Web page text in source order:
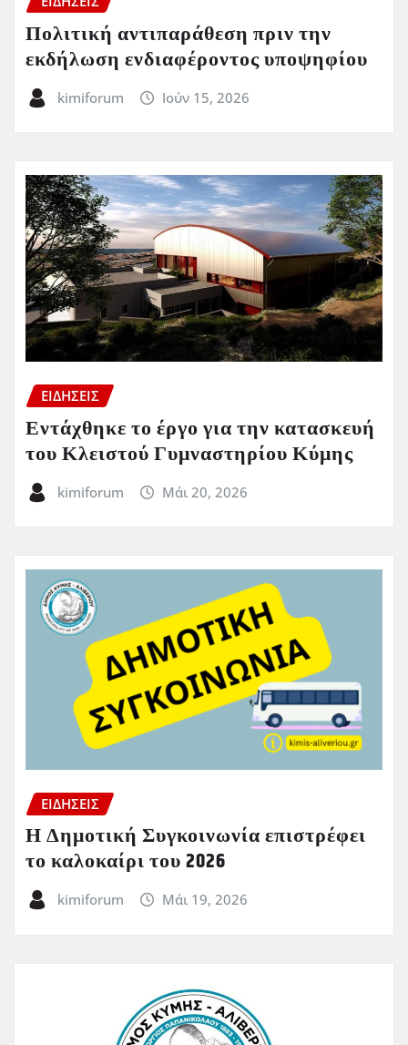
Πολιτική αντιπαράθεση πριν την
εκδήλωση ενδιαφέροντος υποψηφίου
kimiforum Ιούν 15, 2026
ΕΙΔΗΣΕΙΣ
Εντάχθηκε το έργο για την κατασκευή
του Κλειστού Γυμναστηρίου Κύμης
kimiforum Μάι 20, 2026
ΕΙΔΗΣΕΙΣ
Η Δημοτική Συγκοινωνία επιστρέφει
το καλοκαίρι του 2026
kimiforum Μάι 19, 2026